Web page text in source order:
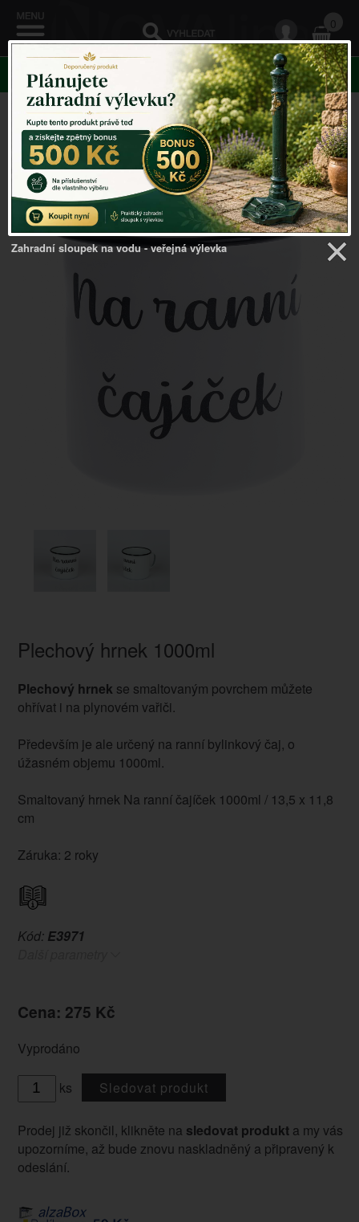
0
KATEGORIE
Venkovský domov ->Smaltované nádobí->
Plechový
hrnek 1000ml
Plechový hrnek 1000ml
Plechový hrnek se smaltovaným povrchem můžete
ohřívat i na plynovém vařiči.
Především je ale určený na ranní bylinkový čaj, o
úžasném objemu 1000ml.
Smaltovaný hrnek Na ranní čajíček 1000ml / 13,5 x 11,8
cm
Záruka: 2 roky
Kód: E3971
Cena: 275 Kč
Vyprodáno
ks Sledovat produkt
Prodej již skončil, klikněte na sledovat produkta my vás
upozorníme, až bude znovu naskladněný a připravený k
odeslání.
Zahradní sloupek na vodu - veřejná výlevka